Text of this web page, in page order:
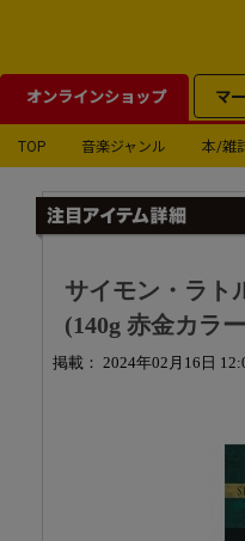
オンラインショップ マ
TOP 音楽ジャンル 本/雑
サイモン・ラト
(140g 赤金カラ
掲載： 2024年02月16日